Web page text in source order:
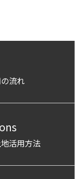
流れ
活用方法